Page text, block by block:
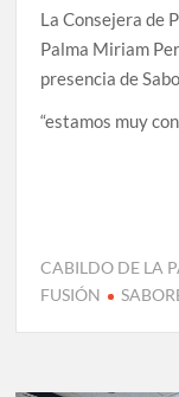
La Consejera de
Palma Miriam
presencia de
“estamos muy
CABILDO DE LA
FUSIÓN